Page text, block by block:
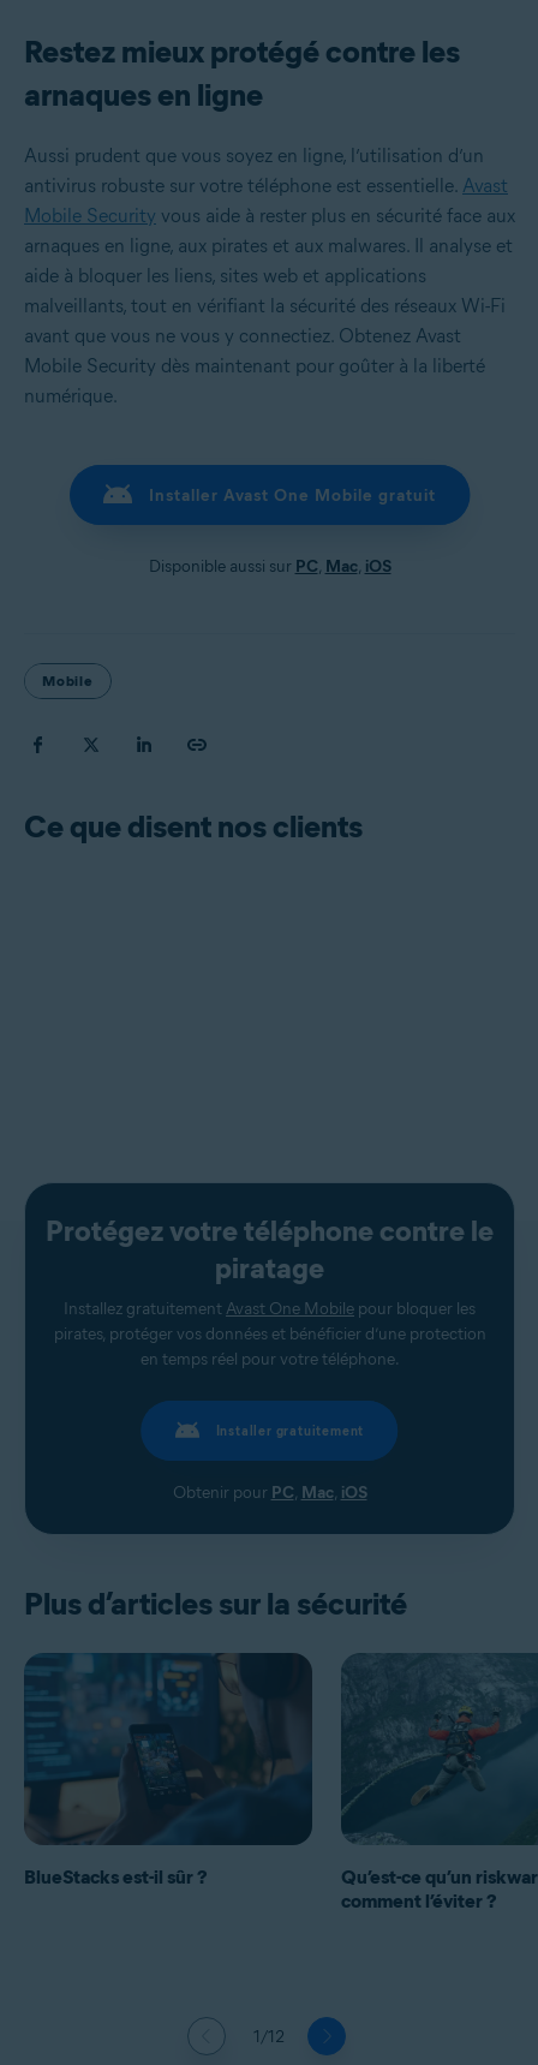
Restez mieux protégé contre les
arnaques en ligne
Aussi prudent que vous soyez en ligne, l’utilisation d’un
antivirus robuste sur votre téléphone est essentielle. Avast
Mobile Security vous aide à rester plus en sécurité face aux
arnaques en ligne, aux pirates et aux malwares. Il analyse et
aide à bloquer les liens, sites web et applications
malveillants, tout en vérifiant la sécurité des réseaux Wi-Fi
avant que vous ne vous y connectiez. Obtenez Avast
Mobile Security dès maintenant pour goûter à la liberté
numérique.
Installer Avast One Mobile gratuit
Disponible aussi sur PC, Mac, iOS
Mobile
Ce que disent nos clients
Protégez votre téléphone contre le
piratage
Installez gratuitement Avast One Mobile pour bloquer les
pirates, protéger vos données et bénéficier d’une protection
en temps réel pour votre téléphone.
Installer gratuitement
Obtenir pour PC, Mac, iOS
Plus d’articles sur la sécurité
1/12
BlueStacks est-il sûr ?
Qu’est-ce qu’un
comment l’éviter ?